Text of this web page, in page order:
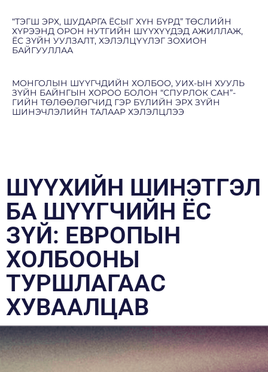
“ТЭГШ ЭРХ, ШУДАРГА ЁСЫГ ХҮН БҮРД” ТӨСЛИЙН
ХҮРЭЭНД ОРОН НУТГИЙН ШҮҮХҮҮДЭД АЖИЛЛАЖ,
ЁС ЗҮЙН УУЛЗАЛТ, ХЭЛЭЛЦҮҮЛЭГ ЗОХИОН
БАЙГУУЛЛАА
МОНГОЛЫН ШҮҮГЧДИЙН ХОЛБОО, УИХ-ЫН ХУУЛЬ
ЗҮЙН БАЙНГЫН ХОРОО БОЛОН “СПУРЛОК САН”-
ГИЙН ТӨЛӨӨЛӨГЧИД ГЭР БҮЛИЙН ЭРХ ЗҮЙН
ШИНЭЧЛЭЛИЙН ТАЛААР ХЭЛЭЛЦЛЭЭ
ШҮҮХИЙН ШИНЭТГЭЛ
БА ШҮҮГЧИЙН ЁС
ЗҮЙ: ЕВРОПЫН
ХОЛБООНЫ
ТУРШЛАГААС
ХУВААЛЦАВ